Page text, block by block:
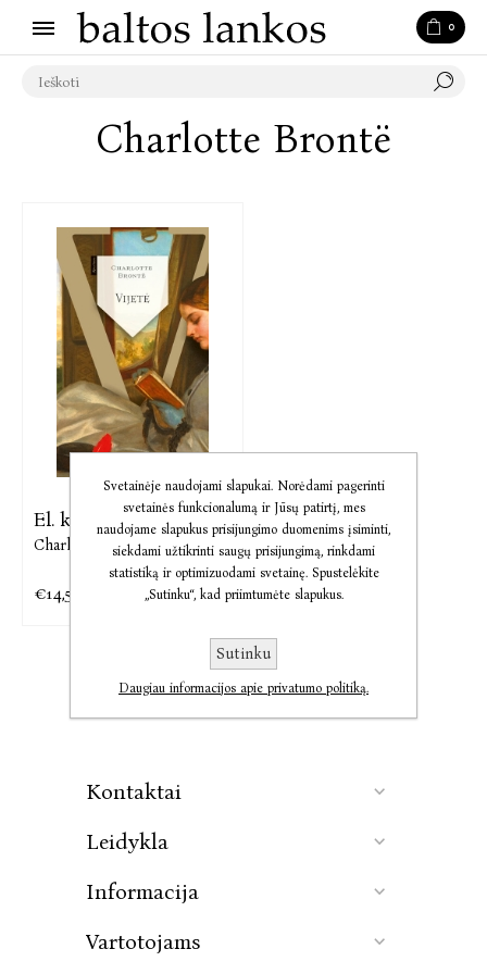
0
Charlotte Brontë
El. knyga Vijetė
Charlotte Brontë
€14,54
Kontaktai
Leidykla
Informacija
Vartotojams
Svetainėje naudojami slapukai. Norėdami pagerinti
svetainės funkcionalumą ir Jūsų patirtį, mes
naudojame slapukus prisijungimo duomenims įsiminti,
siekdami užtikrinti saugų prisijungimą, rinkdami
statistiką ir optimizuodami svetainę. Spustelėkite
„Sutinku“, kad priimtumėte slapukus.
Sutinku
Daugiau informacijos apie privatumo politiką.